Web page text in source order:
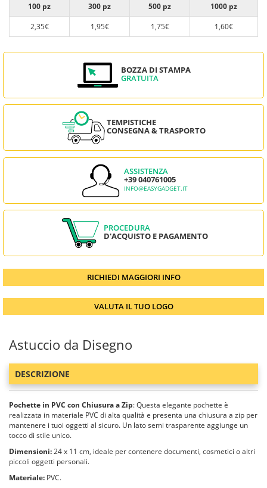
100 pz 300 pz 500 pz
1000 pz
2,35€
1,95€ 1,75€ 1,60€
BOZZA DI STAMPA
GRATUITA
TEMPISTICHE
CONSEGNA & TRASPORTO
ASSISTENZA
+39 040761005
INFO@EASYGADGET.IT
PROCEDURA
D'ACQUISTO E PAGAMENTO
RICHIEDI MAGGIORI INFO
VALUTA IL TUO LOGO
Astuccio da Disegno
DESCRIZIONE
Pochette in PVC con Chiusura a Zip: Questa elegante pochette è
realizzata in materiale PVC di alta qualità e presenta una chiusura a zip per
mantenere i tuoi oggetti al sicuro. Un lato semi trasparente aggiunge un
tocco di stile unico.
Dimensioni:24 x 11 cm, ideale per contenere documenti, cosmetici o altri
piccoli oggetti personali.
Materiale: PVC.